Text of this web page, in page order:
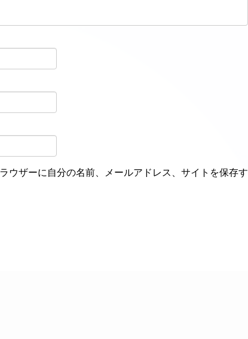
ウザーに自分の名前、メールアドレス、サイトを保存す